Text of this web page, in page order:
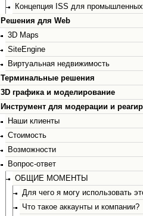
Концепция ISS для промышленных
Решения для Web
3D Maps
SiteEngine
Виртуальная недвижимость
Терминальные решения
3D графика и моделирование
Инструмент для модерации и
Наши клиенты
Стоимость
Возможности
Вопрос-ответ
ОБЩИЕ МОМЕНТЫ
Для чего я могу использовать
Что такое аккаунты и компании?